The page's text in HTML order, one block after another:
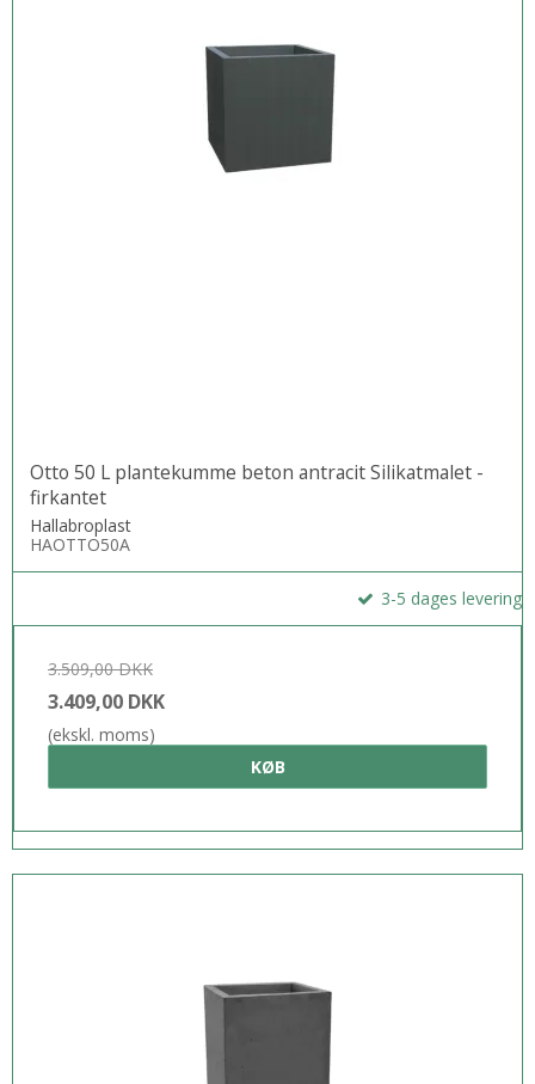
Otto 50 L plantekumme beton antracit Silikatmalet -
firkantet
Hallabroplast
HAOTTO50A
3-5 dages levering
3.509,00 DKK
3.409,00 DKK
(ekskl. moms)
KØB